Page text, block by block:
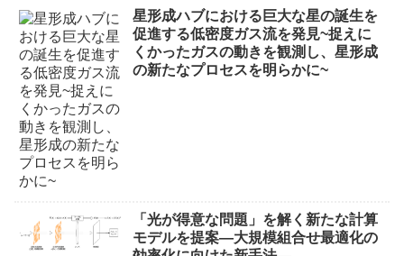
星形成ハブにおける巨大な星の誕生を
促進する低密度ガス流を発見~捉えに
くかったガスの動きを観測し、星形成
の新たなプロセスを明らかに~
「光が得意な問題」を解く新たな計算
モデルを提案―大規模組合せ最適化の